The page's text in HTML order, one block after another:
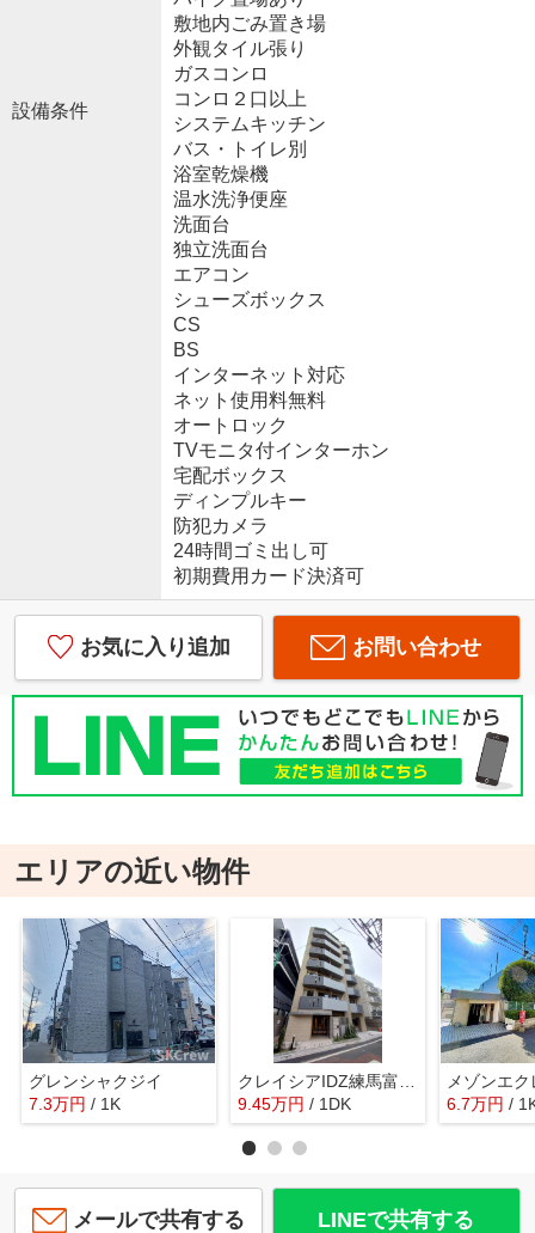
設備条件
敷地内ごみ置き場
外観タイル張り
ガスコンロ
コンロ２口以上
システムキッチン
バス・トイレ別
浴室乾燥機
温水洗浄便座
洗面台
独立洗面台
エアコン
シューズボックス
CS
BS
インターネット対応
ネット使用料無料
オートロック
TVモニタ付インターホン
宅配ボックス
ディンプルキー
防犯カメラ
24時間ゴミ出し可
初期費用カード決済可
お気に入り追加 お問い合わせ
エリアの近い物件
グレンシャクジイ
7.3万円 / 1K
9.45万円 / 1DK 6.7万円 /
メールで共有する LINEで共有する